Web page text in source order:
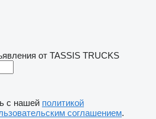
от TASSIS TRUCKS
с нашей политикой
соглашением.